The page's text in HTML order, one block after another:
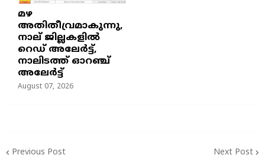
മഴ
അതിതീവ്രമാകുന്നു,
നാല് ജില്ലകളില്‍
റെഡ് അലേര്‍ട്ട്‌,
നാലിടത്ത് ഓറഞ്ച്
അലേർട്ട്
August 07, 2026
Previous Post Next Post